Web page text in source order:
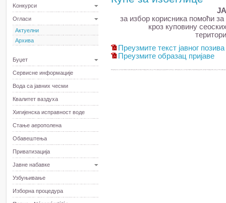
Kонкурси
Огласи
Актуелни
Архива
Буџет
Сервисне информације
Вода са јавних чесми
Квалитет ваздуха
Хигијенска исправност воде
Стање аерополена
Обавештења
Приватизација
Јавне набавке
Узбуњивање
Изборна процедура
за избор корисника помоћи
кроз куповину
Преузмите текст јавног позива
Преузмите образац пријаве